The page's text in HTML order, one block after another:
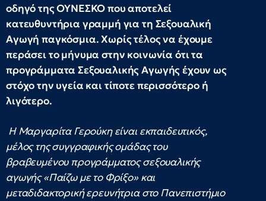
οδηγό της ΟΥΝΕΣΚΟ που αποτελεί
κατευθυντήρια γραμμή για τη Σεξουαλική
Αγωγή παγκόσμια. Χωρίς τέλος να έχουμε
περάσει το μήνυμα στην κοινωνία ότι τα
προγράμματα Σεξουαλικής Αγωγής έχουν ως
στόχο την υγεία και τίποτε περισσότερο ή
λιγότερο.
Η Μαργαρίτα Γερούκη είναι εκπαιδευτικός,
μέλος της συγγραφικής ομάδας του
βραβευμένου προγράμματος σεξουαλικής
αγωγής «Παίζω με το Φρίξο» και
μεταδιδακτορική ερευνήτρια στο Πανεπιστήμιο